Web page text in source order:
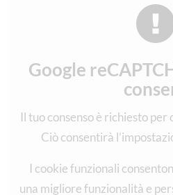
Google
Il tuo consenso è richiesto
Ciò consentirà
I cookie funzionali
una migliore funzionalità e